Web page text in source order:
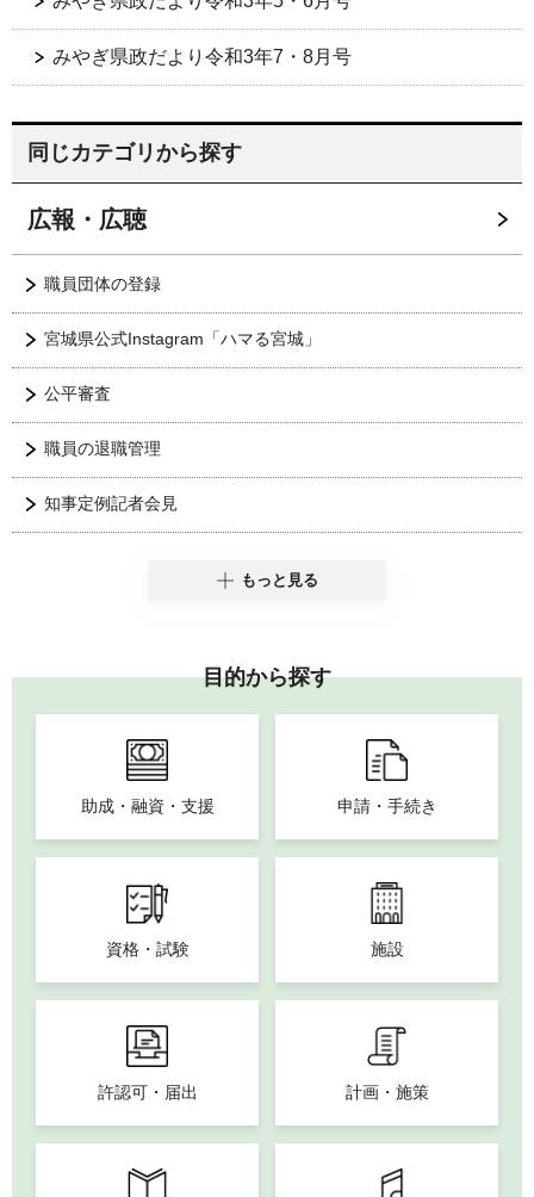
みやぎ県政だより令和3年7・8月号
同じカテゴリから探す
広報・広聴
職員団体の登録
宮城県公式Instagram「ハマる宮城」
公平審査
職員の退職管理
知事定例記者会見
もっと見る
目的から探す
助成・融資・支援 申請・手続き
資格・試験 施設
許認可・届出 計画・施策